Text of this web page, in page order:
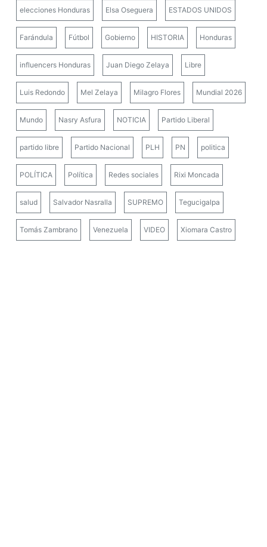
elecciones Honduras Elsa Oseguera ESTADOS UNIDOS
Farándula Fútbol Gobierno HISTORIA Honduras
influencers Honduras Juan Diego Zelaya Libre
Luis Redondo Mel Zelaya Milagro Flores Mundial 2026
Mundo Nasry Asfura NOTICIA Partido Liberal
partido libre Partido Nacional PLH PN politica
POLÍTICA Política Redes sociales Rixi Moncada
salud Salvador Nasralla SUPREMO Tegucigalpa
Tomás Zambrano Venezuela VIDEO Xiomara Castro